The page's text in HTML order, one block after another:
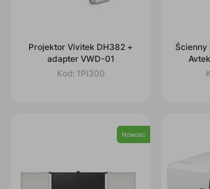
Projektor Vivitek DH382 +
adapter VWD-01
Kod: 1PI300
Ścienny
Nowość